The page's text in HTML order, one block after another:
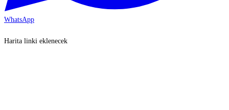
WhatsApp
Harita linki eklenecek